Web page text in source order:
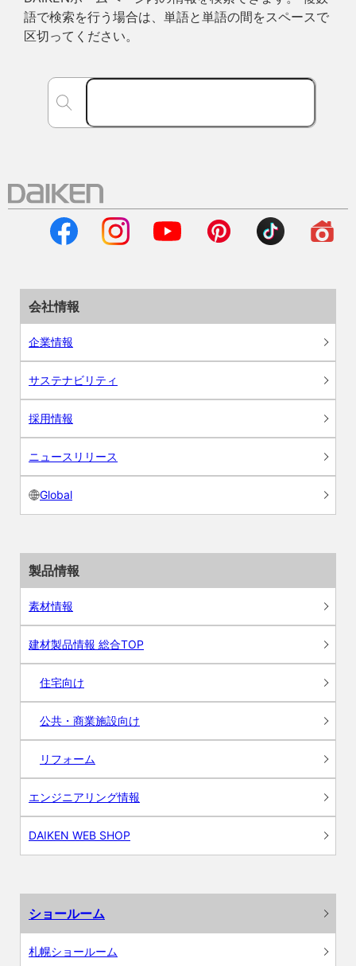
語で検索を行う場合は、単語と単語の間をスペースで
区切ってください。
会社情報
企業情報
サステナビリティ
採用情報
ニュースリリース
Global
製品情報
素材情報
建材製品情報 総合TOP
住宅向け
公共・商業施設向け
リフォーム
エンジニアリング情報
DAIKEN WEB SHOP
ショールーム
札幌ショールーム